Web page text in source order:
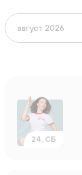
24, СБ